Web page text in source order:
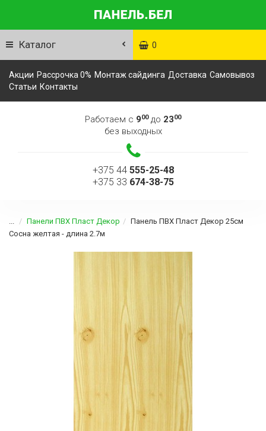
Каталог 0
Акции Рассрочка 0% Монтаж сайдинга Доставка Самовывоз
Статьи Контакты
Работаем с 900до 2300
без выходных
+375 44 555-25-48
+375 33 674-38-75
... Панели ПВХ Пласт Декор
Панель ПВХ Пласт Декор 25см
Сосна желтая - длина 2.7м